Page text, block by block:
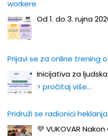
workere
Od 1. do 3. rujna
Prijavi se za online trening
Inicijativa za
> pročitaj više…
Pridruži se radionici
💜 VUKOVAR